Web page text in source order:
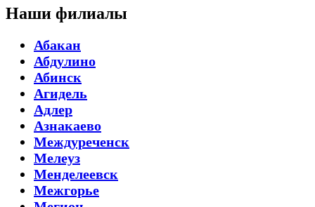
Наши филиалы
Абакан
Абдулино
Абинск
Агидель
Адлер
Азнакаево
Междуреченск
Мелеуз
Менделеевск
Межгорье